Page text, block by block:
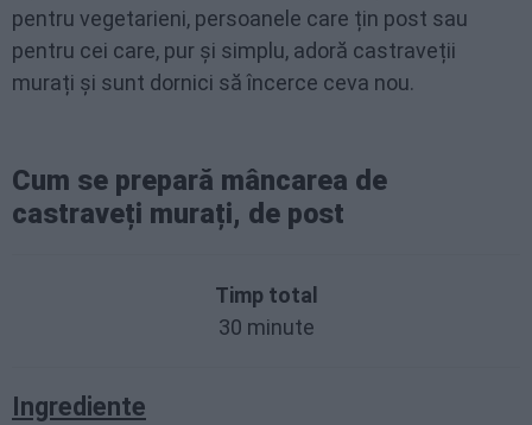
pentru vegetarieni, persoanele care țin post sau
pentru cei care, pur și simplu, adoră castraveții
murați și sunt dornici să încerce ceva nou.
Cum se prepară mâncarea de
castraveți murați, de post
Timp total
30 minute
Ingrediente